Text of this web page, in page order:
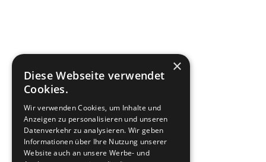
×
Diese Webseite verwendet
Cookies.
Wir verwenden Cookies, um Inhalte und
Anzeigen zu personalisieren und unseren
Datenverkehr zu analysieren. Wir geben
Informationen über Ihre Nutzung unserer
Website auch an unsere Werbe- und